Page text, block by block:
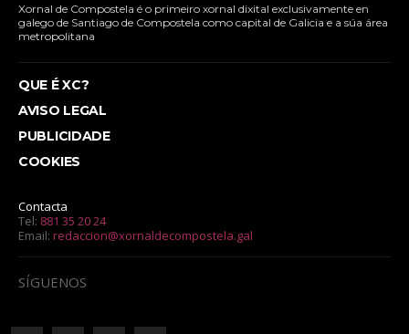
Xornal de Compostela é o primeiro xornal dixital exclusivamente en
galego de Santiago de Compostela como capital de Galicia e a súa área
metropolitana
QUE É XC?
AVISO LEGAL
PUBLICIDADE
COOKIES
Contacta
Tel: 881 35 20 24
Email: redaccion@xornaldecompostela.gal
SÍGUENOS